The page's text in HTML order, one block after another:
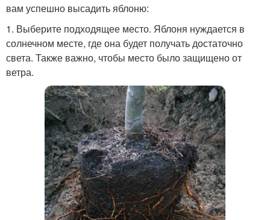
вам успешно высадить яблоню:
1. Выберите подходящее место. Яблоня нуждается в
солнечном месте, где она будет получать достаточно
света. Также важно, чтобы место было защищено от
ветра.